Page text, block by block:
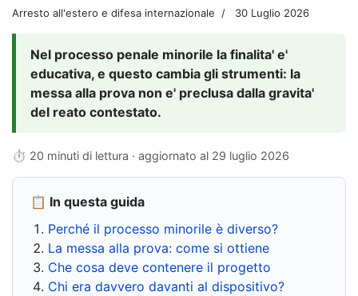
Arresto all'estero e difesa internazionale 30 Luglio 2026
Nel processo penale minorile la finalita' e'
educativa, e questo cambia gli strumenti: la
messa alla prova non e' preclusa dalla gravita'
del reato contestato.
⏱ 20 minuti di lettura · aggiornato al 29 luglio 2026
📋 In questa guida
Perché il processo minorile è diverso?
La messa alla prova: come si ottiene
Che cosa deve contenere il progetto
Chi era davvero davanti al dispositivo?